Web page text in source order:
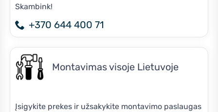
Skambink!
+370 644 400 71
Montavimas visoje Lietuvoje
Įsigykite prekes ir užsakykite montavimo paslaugas